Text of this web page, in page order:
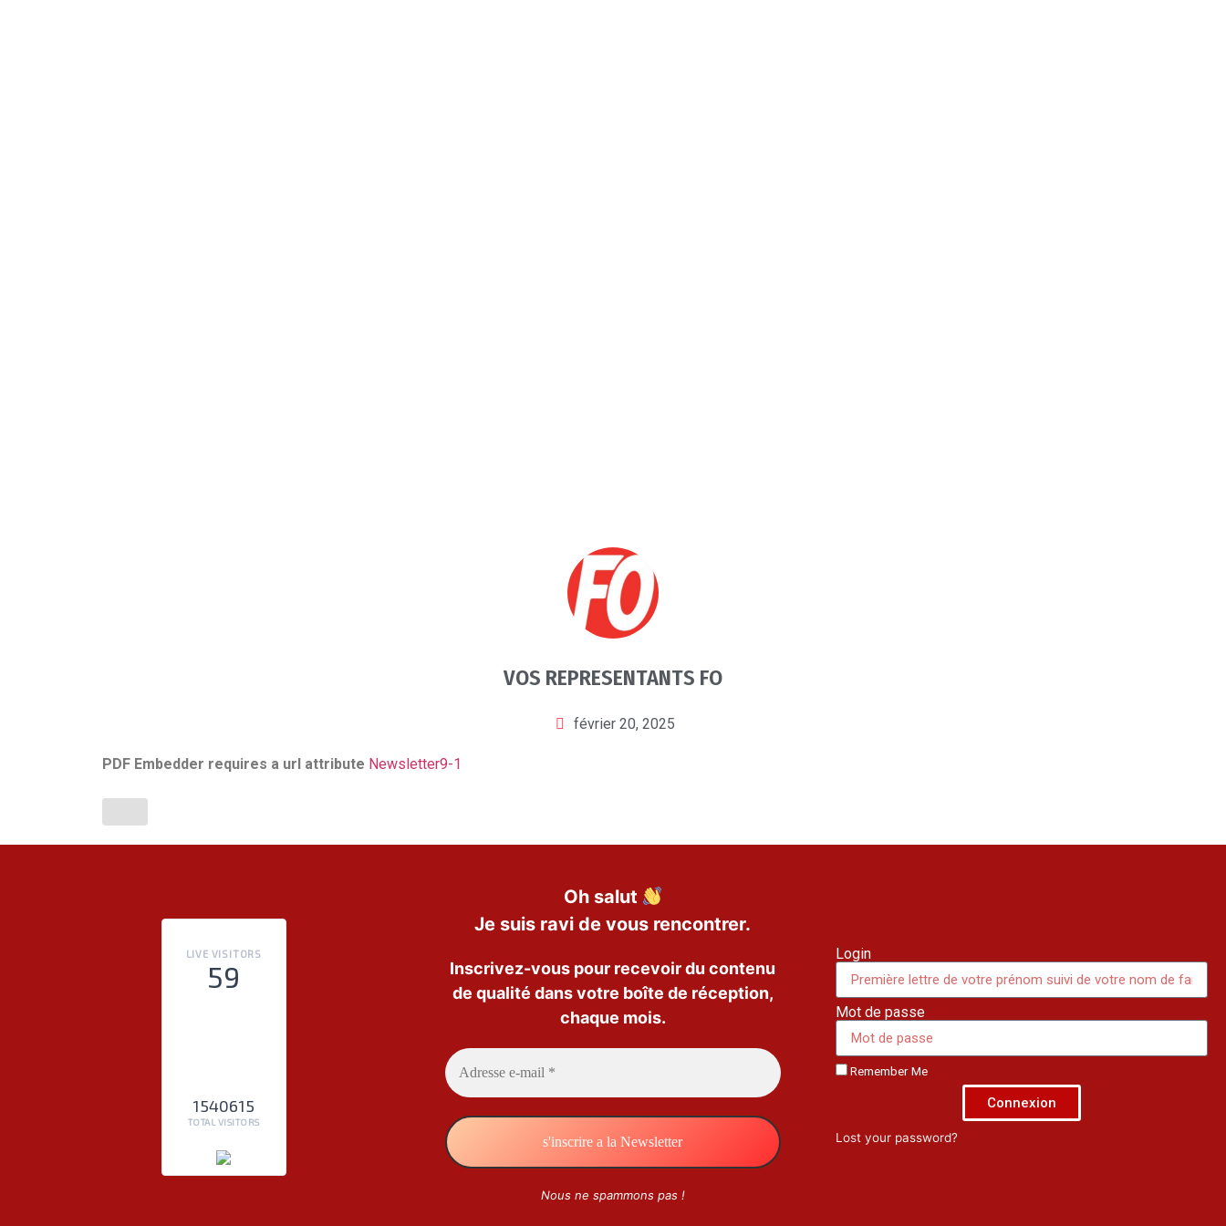
VOS REPRESENTANTS FO
février 20, 2025
PDF Embedder requires a url attribute Newsletter9-1
LIVE VISITORS
59
1540615
TOTAL VISITORS
Oh salut
Je suis ravi de vous rencontrer.
Inscrivez-vous pour recevoir du contenu
de qualité dans votre boîte de réception,
chaque mois.
Nous ne spammons pas !
Login
Mot de passe
Remember Me
Connexion
Lost your password?